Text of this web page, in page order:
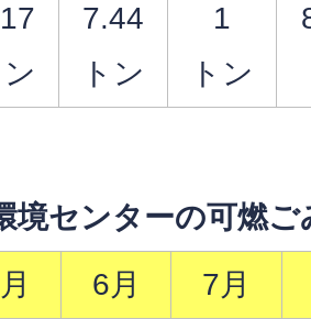
ン
7.44
トン
1
トン
境センターの可燃ご
6月
7月